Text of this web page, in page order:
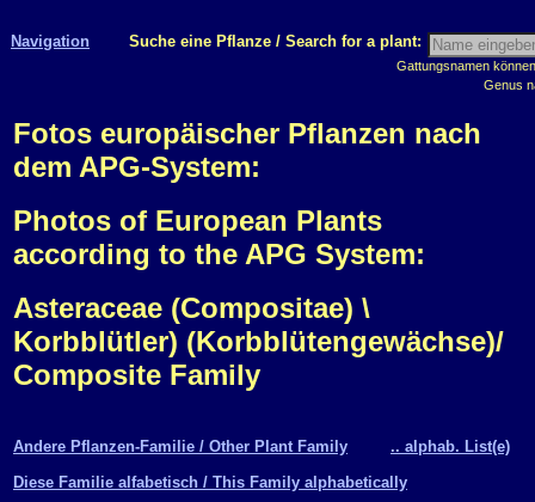
Navigation Suche eine Pflanze / Search for a plant:
Gattungsnamen
Genus
Fotos europäischer Pflanzen nach
dem APG-System:
Photos of European Plants
according to the APG System:
Asteraceae (Compositae) \
Korbblütler) (Korbblütengewächse)/
Composite Family
Andere Pflanzen-Familie / Other Plant Family
.. alphab. List(e)
Diese Familie alfabetisch / This Family alphabetically